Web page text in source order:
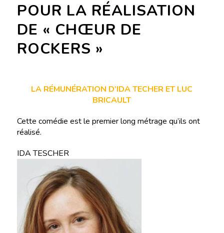
POUR LA RÉALISATION
DE « CHŒUR DE
ROCKERS »
LA RÉMUNÉRATION D’IDA TECHER ET LUC
BRICAULT
Cette comédie est le premier long métrage qu’ils ont
réalisé.
IDA TESCHER